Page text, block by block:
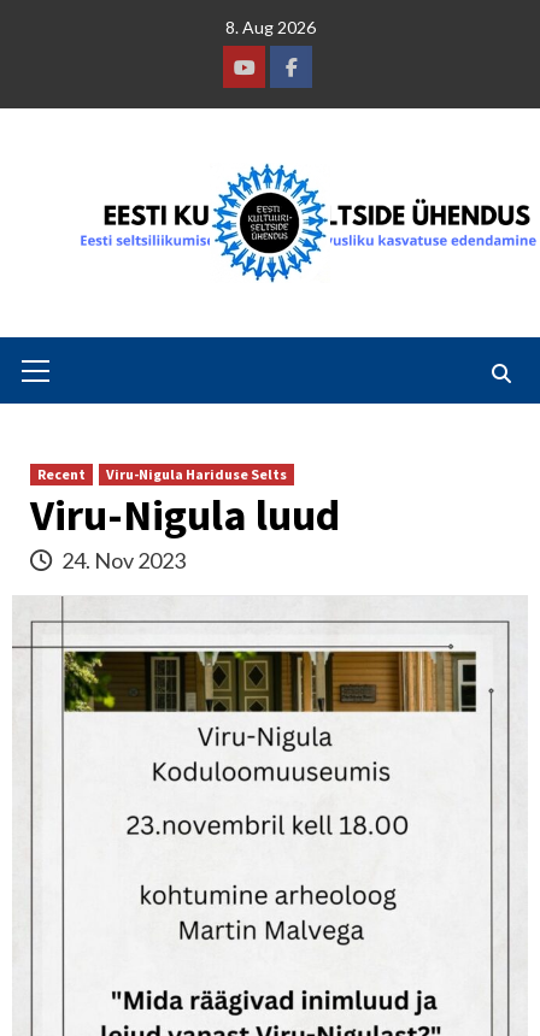
8. Aug 2026
YoutubeFacebook
Menu
Recent Viru-Nigula Hariduse Selts
Viru-Nigula luud
24. Nov 2023